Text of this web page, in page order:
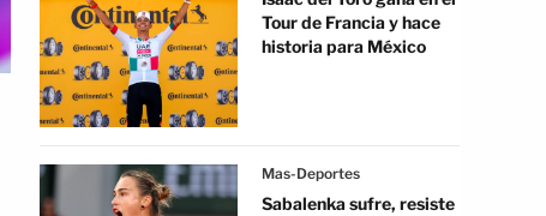
Tour de Francia y hace
historia para México
Mas-Deportes
Sabalenka sufre, resiste